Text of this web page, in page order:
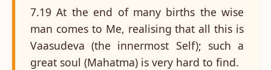
7.19 At the end of many births the wise
man comes to Me, realising that all this is
Vaasudeva (the innermost Self); such a
great soul (Mahatma) is very hard to find.